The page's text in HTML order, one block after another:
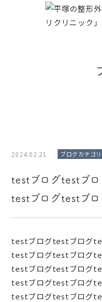
2024.02.21 ブログカテゴリ
testブログtestブ
testブログtestブ
testブログtestブログ
testブログtestブログ
testブログtestブログ
testブログtestブログ
testブログtestブログ